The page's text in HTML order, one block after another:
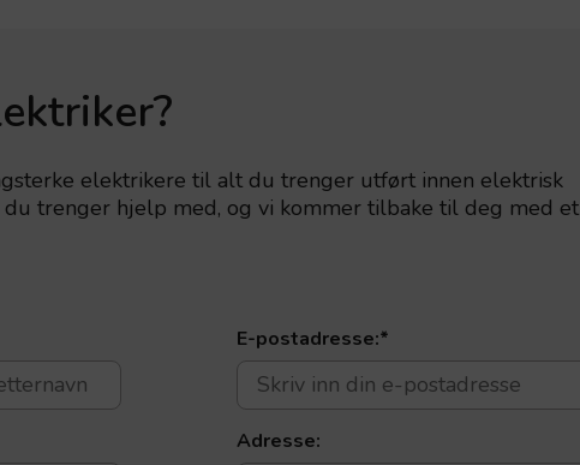
elektrikere til alt du trenger utført innen elektrisk
du trenger hjelp med, og vi kommer tilbake til deg med et
E-postadresse:*
Adresse: